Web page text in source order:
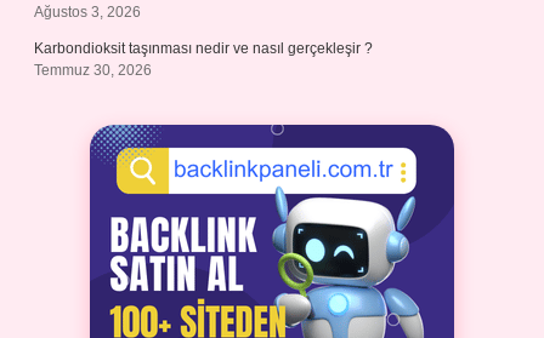
Ağustos 3, 2026
Karbondioksit taşınması nedir ve nasıl gerçekleşir ?
Temmuz 30, 2026